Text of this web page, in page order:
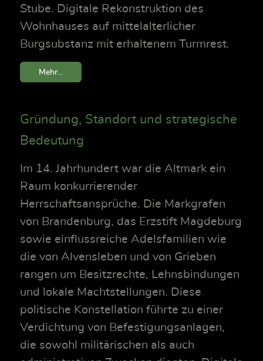
Stube. Digitale Rekonstruktion des
Wohnhauses auf mittelalterlicher
Burgsubstanz mit erhaltenem Turmrest.
Mehr...
Gründung, Standort und strategische
Bedeutung
Im 14. Jahrhundert war die Altmark ein
Raum konkurrierender
Herrschaftsansprüche. Die Markgrafen
von Brandenburg, das Erzstift Magdeburg
sowie einflussreiche Adelsfamilien wie
die von Alvensleben und von Grieben
rangen um Besitzrechte, Lehnsbindungen
und lokale Machtstellungen. Diese
politische Konstellation führte zu einer
Verdichtung von Befestigungsanlagen,
die sowohl militärischen als auch